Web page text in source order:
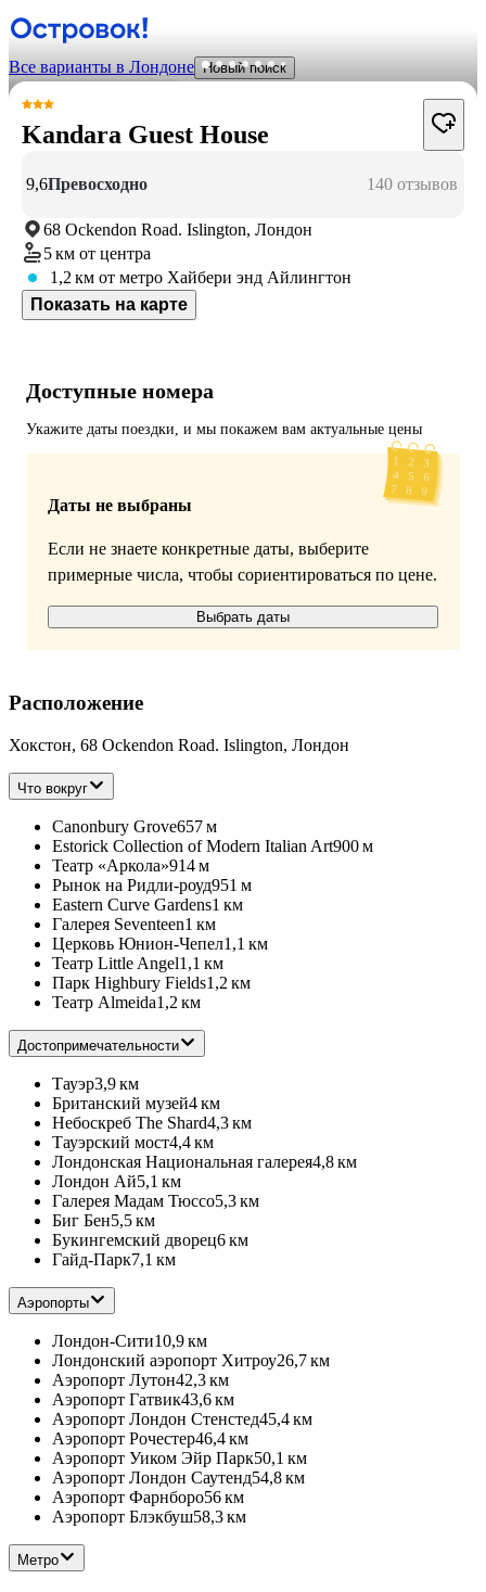
Все варианты в Лондоне Новый поиск
Kandara Guest House
9,6Превосходно 140 отзывов
68 Ockendon Road. Islington, Лондон
5 км от центра
1,2 км от метро Хайбери энд Айлингтон
Показать на карте
Доступные номера
Укажите даты поездки, и мы покажем вам актуальные цены
Даты не выбраны
Если не знаете конкретные даты, выберите
примерные числа, чтобы сориентироваться по цене.
Выбрать даты
Расположение
Хокстон, 68 Ockendon Road. Islington, Лондон
Что вокруг
Canonbury Grove657 м
Estorick Collection of Modern Italian Art900 м
Театр «Аркола»914 м
Рынок на Ридли-роуд951 м
Eastern Curve Gardens1 км
Галерея Seventeen1 км
Церковь Юнион-Чепел1,1 км
Театр Little Angel1,1 км
Парк Highbury Fields1,2 км
Театр Almeida1,2 км
Достопримечательности
Тауэр3,9 км
Британский музей4 км
Небоскреб The Shard4,3 км
Тауэрский мост4,4 км
Лондонская Национальная галерея4,8 км
Лондон Ай5,1 км
Галерея Мадам Тюссо5,3 км
Биг Бен5,5 км
Букингемский дворец6 км
Гайд-Парк7,1 км
Аэропорты
Лондон-Сити10,9 км
Лондонский аэропорт Хитроу26,7 км
Аэропорт Лутон42,3 км
Аэропорт Гатвик43,6 км
Аэропорт Лондон Стенстед45,4 км
Аэропорт Рочестер46,4 км
Аэропорт Уиком Эйр Парк50,1 км
Аэропорт Лондон Саутенд54,8 км
Аэропорт Фарнборо56 км
Аэропорт Блэкбуш58,3 км
Метро